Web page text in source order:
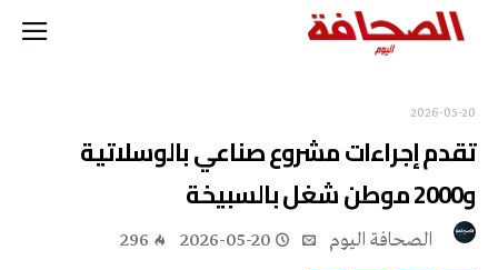
2026-05-20
تقدم إجراءات مشروع صناعي بالوسلاتية
و2000 موطن شغل بالسبيخة
2026-05-20
296